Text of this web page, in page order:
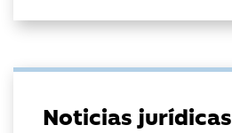
Noticias jurídicas